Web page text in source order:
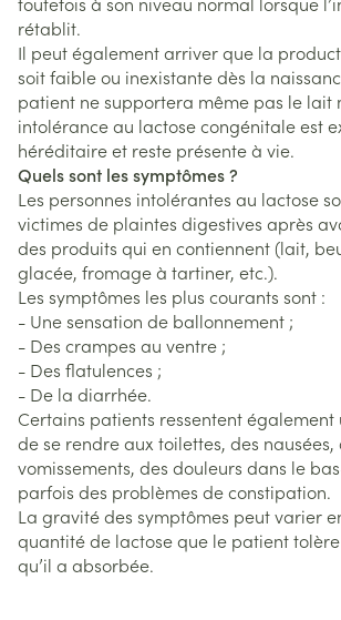
rétablit.
Il peut également arriver que la
soit faible ou inexistante dès la
patient ne supportera même pas le lait
intolérance au lactose congénitale est
héréditaire et reste présente à vie.
Quels sont les symptômes ?
Les personnes intolérantes au lactose
victimes de plaintes digestives après
des produits qui en contiennent (lait,
glacée, fromage à tartiner, etc.).
Les symptômes les plus courants sont :
- Une sensation de ballonnement ;
- Des crampes au ventre ;
- Des flatulences ;
- De la diarrhée.
Certains patients ressentent également
de se rendre aux toilettes, des nausées,
vomissements, des douleurs dans le
parfois des problèmes de constipation.
La gravité des symptômes peut varier
quantité de lactose que le patient
qu’il a absorbée.